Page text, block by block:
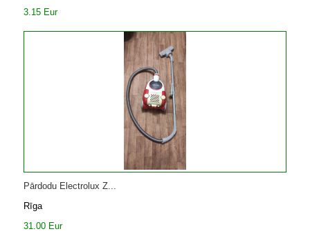
3.15 Eur
Pārdodu Electrolux Z...
Rīga
31.00 Eur